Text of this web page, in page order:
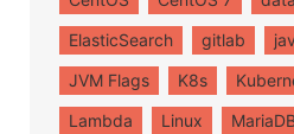
ElasticSearch
gitlab
JVM Flags
K8s
Lambda
Linux